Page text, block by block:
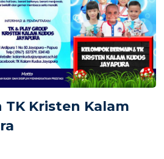
TK Kristen Kalam